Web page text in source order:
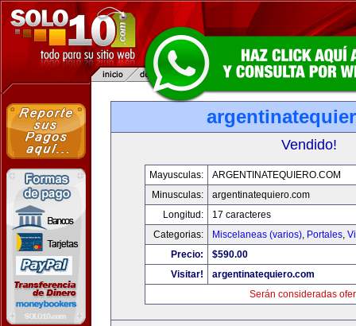
Vendido!
Mayusculas:
ARGENTINATEQUIERO.COM
Minusculas:
argentinatequiero.com
Longitud:
17 caracteres
Categorias:
Miscelaneas (varios), Portales,
Precio:
$590.00
Visitar!
argentinatequiero.com
Serán consideradas